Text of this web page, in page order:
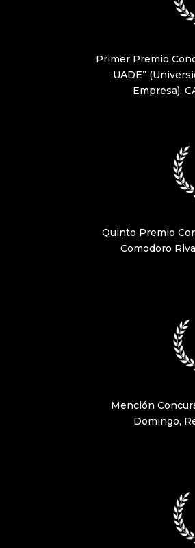
Primer Premio
UADE”
Empresa).
Quinto Premio
Comodoro
Mención
Domingo,